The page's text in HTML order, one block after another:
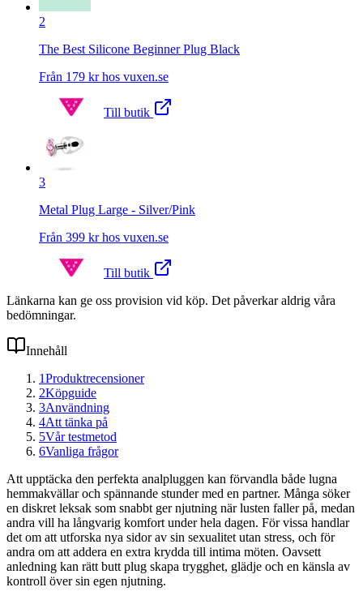
2
The Best Silicone Beginner Plug Black
Från 179 kr hos vuxen.se
Till butik
3
Metal Plug Large - Silver/Pink
Från 399 kr hos vuxen.se
Till butik
Länkarna kan ge oss provision vid köp. Det påverkar aldrig våra
bedömningar.
Innehåll
1Produktrecensioner
2Köpguide
3Användning
4Att tänka på
5Vår testmetod
6Vanliga frågor
Att upptäcka den perfekta analpluggen kan förvandla både lugna
hemmakvällar och spännande stunder med en partner. Många söker
en diskret leksak som snabbt ger njutning när lusten faller på, medan
andra vill ha långvarig komfort under hela dagen. För vissa handlar
det om att utforska nya sidor av sin sexualitet utan stress, och för
andra om att addera en extra krydda till intima möten. Oavsett
anledning kan rätt butt plug skapa trygghet, glädje och en känsla av
kontroll över sin egen njutning.